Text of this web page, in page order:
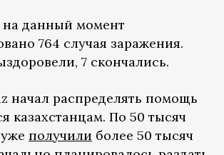
на данный момент
764 случая заражения.
7 скончались.
начал распределять помощь
казахстанцам. По 50 тысяч
уже получили более 50 тысяч